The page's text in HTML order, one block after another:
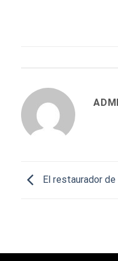
El restaurador